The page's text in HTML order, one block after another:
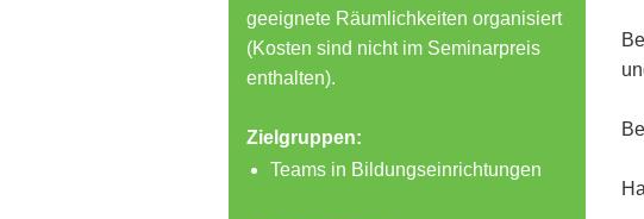
geeignete Räumlichkeiten organisiert
(Kosten sind nicht im Seminarpreis
enthalten).
Zielgruppen:
Teams in Bildungseinrichtungen